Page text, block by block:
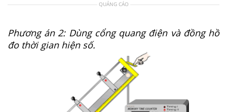
QUẢNG CÁO
Phương án 2: Dùng cổng quang điện và đồng hồ
đo thời gian hiện số.